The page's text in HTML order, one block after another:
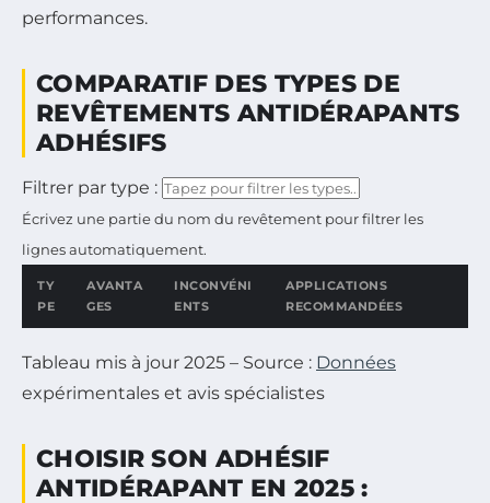
performances.
COMPARATIF DES TYPES DE
REVÊTEMENTS ANTIDÉRAPANTS
ADHÉSIFS
Filtrer par type :
Écrivez une partie du nom du revêtement pour filtrer les
lignes automatiquement.
TY
PE
AVANTA
GES
INCONVÉNI
ENTS
APPLICATIONS
RECOMMANDÉES
Tableau mis à jour 2025 – Source : Données
expérimentales et avis spécialistes
CHOISIR SON ADHÉSIF
ANTIDÉRAPANT EN 2025 :